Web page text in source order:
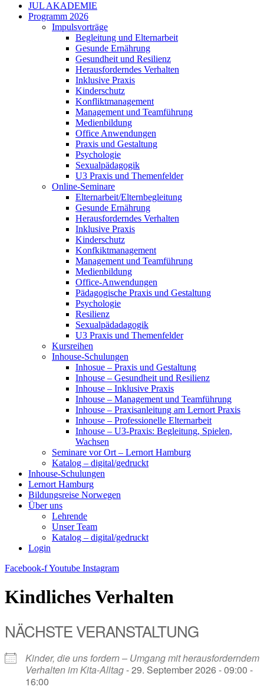
JUL AKADEMIE
Programm 2026
Impulsvorträge
Begleitung und Elternarbeit
Gesunde Ernährung
Gesundheit und Resilienz
Herausforderndes Verhalten
Inklusive Praxis
Kinderschutz
Konfliktmanagement
Management und Teamführung
Medienbildung
Office Anwendungen
Praxis und Gestaltung
Psychologie
Sexualpädagogik
U3 Praxis und Themenfelder
Online-Seminare
Elternarbeit/Elternbegleitung
Gesunde Ernährung
Herausforderndes Verhalten
Inklusive Praxis
Kinderschutz
Konfkiktmanagement
Management und Teamführung
Medienbildung
Office-Anwendungen
Pädagogische Praxis und Gestaltung
Psychologie
Resilienz
Sexualpädadagogik
U3 Praxis und Themenfelder
Kursreihen
Inhouse-Schulungen
Inhosue – Praxis und Gestaltung
Inhouse – Gesundheit und Resilienz
Inhouse – Inklusive Praxis
Inhouse – Management und Teamführung
Inhouse – Praxisanleitung am Lernort Praxis
Inhouse – Professionelle Elternarbeit
Inhouse – U3-Praxis: Begleitung, Spielen,
Wachsen
Seminare vor Ort – Lernort Hamburg
Katalog – digital/gedruckt
Inhouse-Schulungen
Lernort Hamburg
Bildungsreise Norwegen
Über uns
Lehrende
Unser Team
Katalog – digital/gedruckt
Login
Facebook-fYoutube Instagram
Kindliches Verhalten
NÄCHSTE VERANSTALTUNG
Kinder, die uns fordern – Umgang mit herausforderndem
Verhalten im Kita-Alltag- 29. September 2026 - 09:00 -
16:00